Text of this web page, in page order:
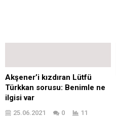
Akşener’i kızdıran Lütfü
Türkkan sorusu: Benimle ne
ilgisi var
25.06.2021 0 11